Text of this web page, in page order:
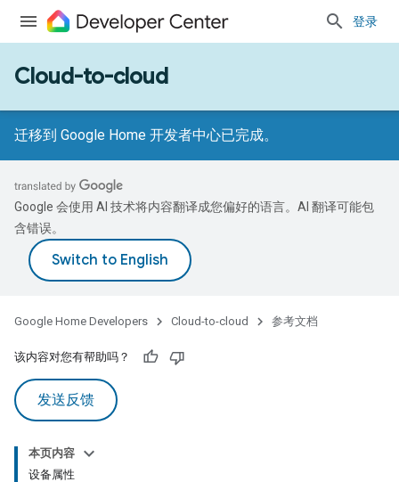
登录
Cloud-to-cloud
迁移到 Google Home 开发者中心已完成。
Google 会使用 AI 技术将内容翻译成您偏好的语言。AI 翻译可能包
含错误。
Google Home Developers Cloud-to-cloud 参考文档
该内容对您有帮助吗？
发送反馈
本页内容
设备属性